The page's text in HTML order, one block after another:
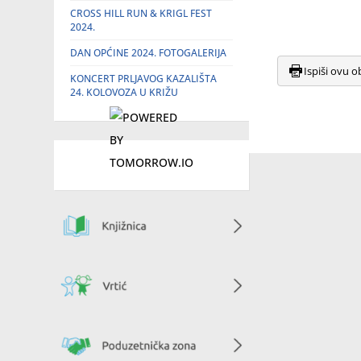
CROSS HILL RUN & KRIGL FEST
2024.
DAN OPĆINE 2024. FOTOGALERIJA
KONCERT PRLJAVOG KAZALIŠTA
24. KOLOVOZA U KRIŽU
Ispiši ovu